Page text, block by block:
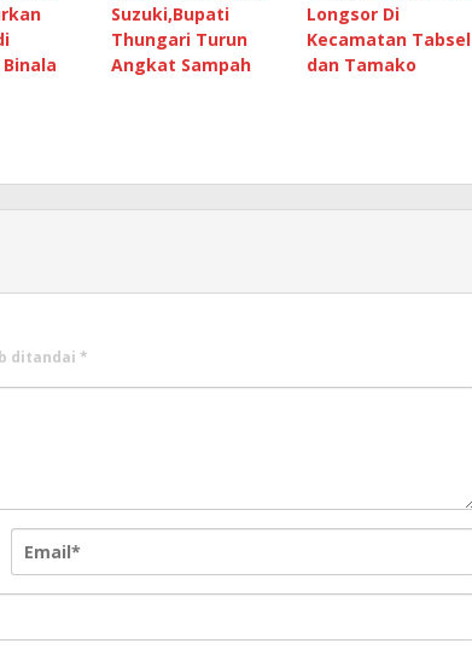
Suzuki,Bupati
Thungari Turun
Angkat Sampah
Longsor Di
Kecamatan Tabsel
dan Tamako
ditandai *